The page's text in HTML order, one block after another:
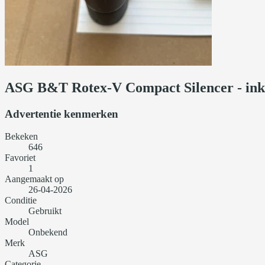
ASG B&T Rotex-V Compact Silencer -
Advertentie kenmerken
Bekeken
646
Favoriet
1
Aangemaakt op
26-04-2026
Conditie
Gebruikt
Model
Onbekend
Merk
ASG